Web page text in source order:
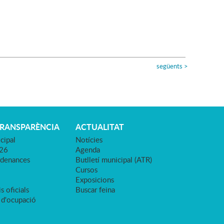
següents >
oficials
ACTUALITAT
Notícies
Agenda
Butlletí municipal (ATR)
Cursos
Exposicions
Buscar feina